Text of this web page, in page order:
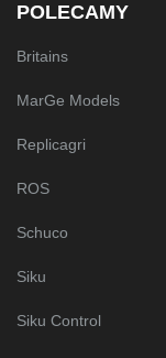
POLECAMY
Britains
MarGe Models
Replicagri
ROS
Schuco
Siku
Siku Control